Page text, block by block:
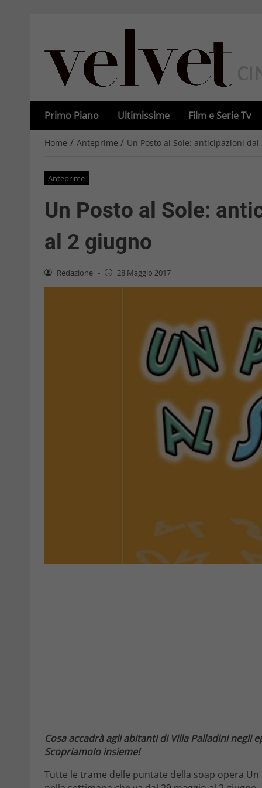
Primo Piano Ultimissime Film e Serie Tv
Home / Anteprime / Un Posto al Sole: anticipazioni
Anteprime
Un Posto al Sole:
al 2 giugno
Redazione - 28 Maggio 2017
Cosa accadrà agli abitanti di Villa Palladini negli
Scopriamolo insieme!
Tutte le trame delle puntate della soap opera Un